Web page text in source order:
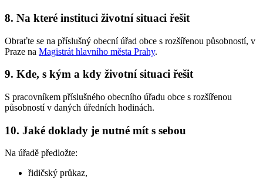
8. Na které instituci životní situaci řešit
Obraťte se na příslušný obecní úřad obce s rozšířenou působností, v
Praze na Magistrát hlavního města Prahy.
9. Kde, s kým a kdy životní situaci řešit
S pracovníkem příslušného obecního úřadu obce s rozšířenou
působností v daných úředních hodinách.
10. Jaké doklady je nutné mít s sebou
Na úřadě předložte:
řidičský průkaz,